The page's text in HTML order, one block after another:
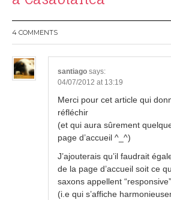
4 COMMENTS
santiago says:
04/07/2012 at 13:19
Merci pour cet article qui
réfléchir
(et qui aura sûrement
page d’accueil ^_^)
J’ajouterais qu’il faudrait
de la page d’accueil soit ce
saxons appellent “responsive”
(i.e qui s’affiche